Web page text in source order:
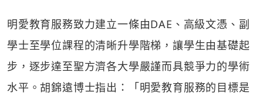
明愛教育服務致力建立一條由DAE、高級文憑、副
學士至學位課程的清晰升學階梯，讓學生由基礎起
步，逐步達至聖方濟各大學嚴謹而具競爭力的學術
水平。胡錦遠博士指出：「明愛教育服務的目標是